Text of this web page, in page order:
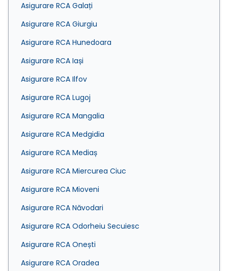
Asigurare RCA Galați
Asigurare RCA Giurgiu
Asigurare RCA Hunedoara
Asigurare RCA Iași
Asigurare RCA Ilfov
Asigurare RCA Lugoj
Asigurare RCA Mangalia
Asigurare RCA Medgidia
Asigurare RCA Mediaș
Asigurare RCA Miercurea Ciuc
Asigurare RCA Mioveni
Asigurare RCA Năvodari
Asigurare RCA Odorheiu Secuiesc
Asigurare RCA Onești
Asigurare RCA Oradea